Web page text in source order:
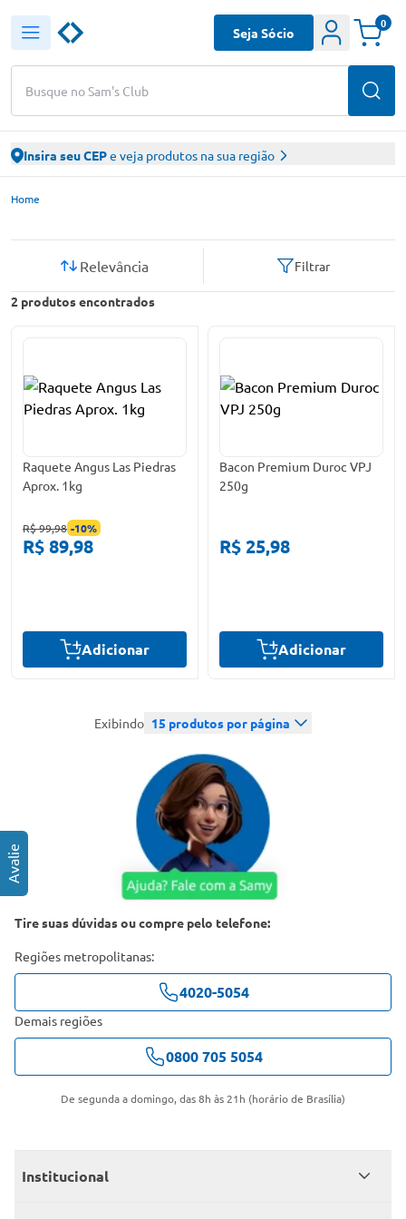
Busque no Sam's Club
Seja Sócio
0
Insira seu CEPe veja produtos na sua região
Sam’s Club – Faça suas compras online
Home
2 produtos encontrados
Relevância Filtrar
Raquete Angus Las Piedras
Aprox. 1kg
R$ 99,98 -10%
R$ 89,98
Adicionar
Bacon Premium Duroc VPJ
250g
R$ 25,98
Adicionar
Exibindo 15 produtos por página
Tire suas dúvidas ou compre pelo telefone:
Regiões metropolitanas:
4020-5054
Demais regiões
0800 705 5054
De segunda a domingo, das 8h às 21h (horário de Brasília)
Institucional